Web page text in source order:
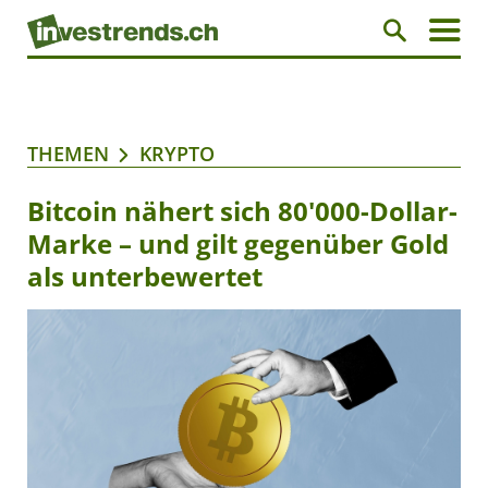
THEMEN KRYPTO
Bitcoin nähert sich 80'000-Dollar-
Marke – und gilt gegenüber Gold
als unterbewertet